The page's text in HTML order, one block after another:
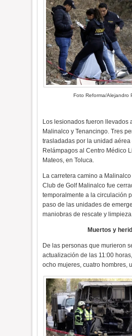
Foto Reforma/Alejandro
Los lesionados fueron llevados
Malinalco y Tenancingo. Tres
trasladadas por la unidad aérea
Relámpagos al Centro Médico
Mateos, en Toluca.
La carretera camino a Malinalco
Club de Golf Malinalco fue
temporalmente a la circulación
paso de las unidades de
maniobras de rescate y
Muertos y
De las personas que murieron
actualización de las 11:00
ocho mujeres, cuatro hombres,